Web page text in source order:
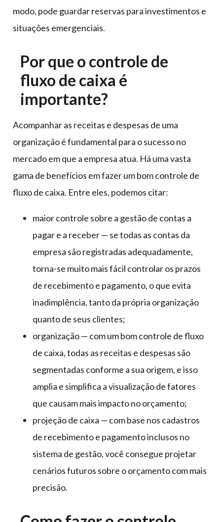
modo, pode guardar reservas para investimentos e
situações emergenciais.
Por que o controle de
fluxo de caixa é
importante?
Acompanhar as receitas e despesas de uma
organização é fundamental para o sucesso no
mercado em que a empresa atua. Há uma vasta
gama de benefícios em fazer um bom controle de
fluxo de caixa. Entre eles, podemos citar:
maior controle sobre a gestão de contas a
pagar e a receber — se todas as contas da
empresa são registradas adequadamente,
torna-se muito mais fácil controlar os prazos
de recebimento e pagamento, o que evita
inadimplência, tanto da própria organização
quanto de seus clientes;
organização — com um bom controle de fluxo
de caixa, todas as receitas e despesas são
segmentadas conforme a sua origem, e isso
amplia e simplifica a visualização de fatores
que causam mais impacto no orçamento;
projeção de caixa — com base nos cadastros
de recebimento e pagamento inclusos no
sistema de gestão, você consegue projetar
cenários futuros sobre o orçamento com mais
precisão.